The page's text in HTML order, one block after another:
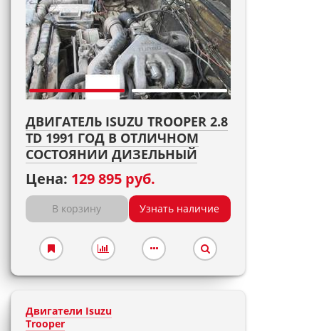
ДВИГАТЕЛЬ ISUZU TROOPER 2.8
TD 1991 ГОД В ОТЛИЧНОМ
СОСТОЯНИИ ДИЗЕЛЬНЫЙ
Цена: 129 895 руб.
В корзину Узнать наличие
Двигатели Isuzu
Trooper